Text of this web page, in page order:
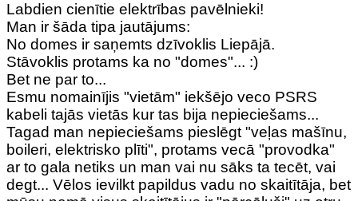
Labdien cienītie elektrības pavēlnieki!
Man ir šāda tipa jautājums:
No domes ir saņemts dzīvoklis Liepājā.
Stāvoklis protams ka no "domes"... :)
Bet ne par to...
Esmu nomainījis "vietām" iekšējo veco PSRS
kabeli tajās vietās kur tas bija nepieciešams...
Tagad man nepieciešams pieslēgt "veļas mašīnu,
boileri, elektrisko plīti", protams vecā "provodka"
ar to gala netiks un man vai nu sāks ta tecēt, vai
degt... Vēlos ievilkt papildus vadu no skaitītāja, bet